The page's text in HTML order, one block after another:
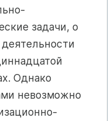
задачи, о
Однако
невозможно